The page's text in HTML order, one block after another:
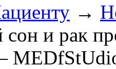
→
и рак